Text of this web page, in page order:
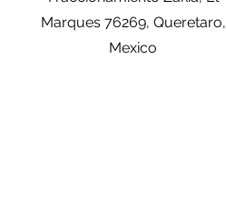
Marques 76269, Queretaro,
Mexico